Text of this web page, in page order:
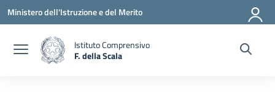
Vai ai contenuti
Vai al menu di navigazione
Vai al footer
Ministero dell'Istruzione e del Merito
Istituto Comprensivo
F. della Scala